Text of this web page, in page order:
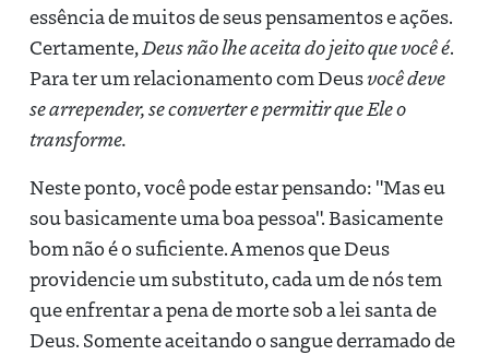
essência de muitos de seus pensamentos e ações.
Certamente, Deus não lhe aceita do jeito que você é.
Para ter um relacionamento com Deusvocê deve
se arrepender, se converter e permitir que Ele o
transforme.
Neste ponto, você pode estar pensando: "Mas eu
sou basicamente uma boa pessoa". Basicamente
bom não é o suficiente. A menos que Deus
providencie um substituto, cada um de nós tem
que enfrentar a pena de morte sob a lei santa de
Deus. Somente aceitando o sangue derramado de